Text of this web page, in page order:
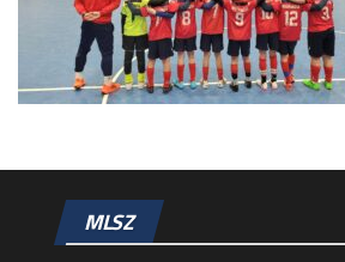
MLSZ